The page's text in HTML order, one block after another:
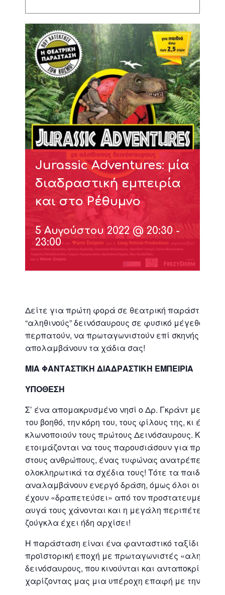
Jurassic Adventures: μία
διαδραστική εμπειρία
και στο Ρέθυμνο
5 Αυγούστου 2022 @ 20:30 -
23:00
Δείτε για πρώτη φορά σε θεατρική παράσταση
“αληθινούς” δεινόσαυρους σε φυσικό μέγεθος, να
περπατούν, να πρωταγωνιστούν επί σκηνής και
απολαμβάνουν τα χάδια σας!
ΜΙΑ ΦΑΝΤΑΣΤΙΚΗ ΔΙΑΔΡΑΣΤΙΚΗ ΕΜΠΕΙΡΙΑ
ΥΠΟΘΕΣΗ
Σ’ ένα απομακρυσμένο νησί ο Δρ. Γκράντ με τον
του βοηθό, την κόρη του, τους φίλους της, κι ένα
κλωνοποιούν τους πρώτους Δεινόσαυρους. Κι ενώ
ετοιμάζονται να τους παρουσιάσουν για πρώτη
στους ανθρώπους, ένας τυφώνας ανατρέπει
ολοκληρωτικά τα σχέδια τους! Τότε τα παιδιά
αναλαμβάνουν ενεργό δράση, όμως όλοι οι
έχουν «δραπετεύσει» από τον προστατευμένο
αυγά τους χάνονται και η μεγάλη περιπέτεια
ζούγκλα έχει ήδη αρχίσει!
Η παράσταση είναι ένα φανταστικό ταξίδι στην
προϊστορική εποχή με πρωταγωνιστές
δεινόσαυρους, που κινούνται και
χαρίζοντας μας μια υπέροχη επαφή με την